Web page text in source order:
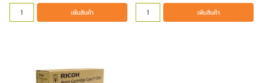
เพิ่มสินค้า เพิ่มสินค้า